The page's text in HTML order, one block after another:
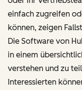
einfach zugreifen
können, zeigen
Die Software von
in einem
verstehen und zu
Interessierten